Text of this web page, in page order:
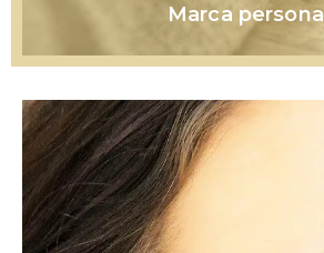
Marca personal